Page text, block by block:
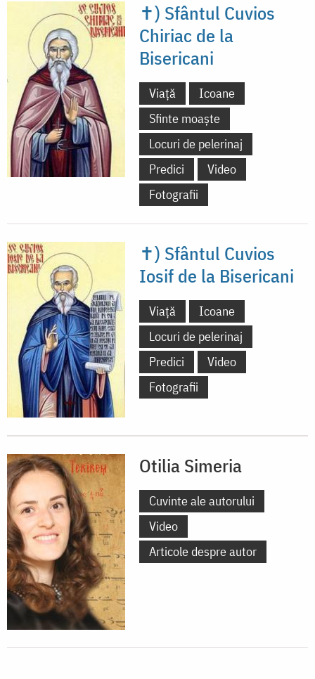
✝) Sfântul Cuvios
Chiriac de la
Bisericani
Viață
Icoane
Sfinte moaște
Locuri de pelerinaj
Predici
Video
Fotografii
✝) Sfântul Cuvios
Iosif de la Bisericani
Viață
Icoane
Locuri de pelerinaj
Predici
Video
Fotografii
Otilia Simeria
Cuvinte ale autorului
Video
Articole despre autor